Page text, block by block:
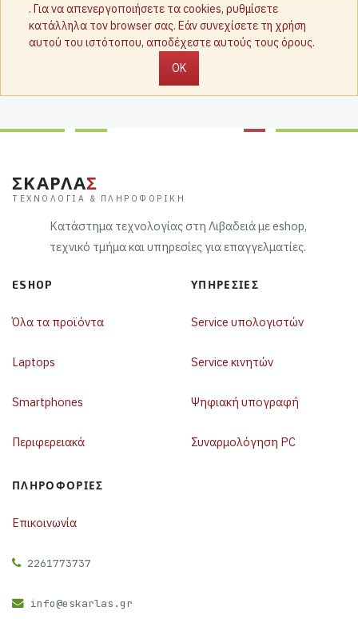
. Για να απενεργοποιήσετε τα cookies, ρυθμίσετε
κατάλληλα τον browser σας. Εάν συνεχίσετε τη χρήση
αυτού του ιστότοπου, αποδέχεστε αυτούς τους όρους.
OK
ΣΚΑΡΛΑΣ
ΤΕΧΝΟΛΟΓΊΑ & ΠΛΗΡΟΦΟΡΙΚΉ
Κατάστημα τεχνολογίας στη Λιβαδειά με eshop,
τεχνικό τμήμα και υπηρεσίες για επαγγελματίες.
ESHOP
Όλα τα προϊόντα
Laptops
Smartphones
Περιφερειακά
ΥΠΗΡΕΣΊΕΣ
Service υπολογιστών
Service κινητών
Ψηφιακή υπογραφή
Συναρμολόγηση PC
ΠΛΗΡΟΦΟΡΊΕΣ
Επικοινωνία
2261773737
info@eskarlas.gr